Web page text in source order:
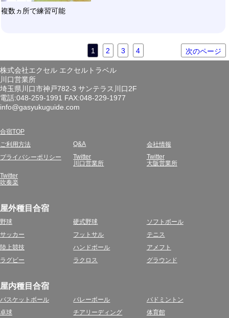
複数ヵ所で練習可能
1 2 3 4 次のページ
株式会社エクセル エクセルトラベル
川口営業所
埼玉県川口市神戸782-3 サンテラス川口2F
電話:048-259-1991 FAX:048-229-1977
info@gasyukuguide.com
合宿TOP
ご利用方法 Q&A 会社情報
プライバシーポリシー
Twitter
川口営業所
Twitter
大阪営業所
Twitter
吹奏楽
屋外種目合宿
野球 硬式野球 ソフトボール
サッカー フットサル テニス
陸上競技 ハンドボール アメフト
ラグビー ラクロス グラウンド
屋内種目合宿
バスケットボール バレーボール バドミントン
卓球 チアリーディング 体育館